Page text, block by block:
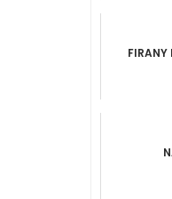
FIRANY